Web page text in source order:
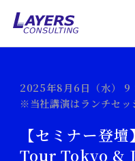
2025年8月6日（水） 9
※当社講演はランチセ
【セミナー登
Tour Tokyo &